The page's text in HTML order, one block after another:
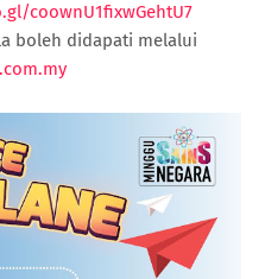
coownU1fixwGehtU7
boleh didapati melalui